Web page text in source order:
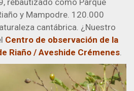
rebautizado como Parque
y Mampodre. 120.000
cantábrica. ¿Nuestro
Centro de observación de la
Riaño / Aveshide Crémenes.